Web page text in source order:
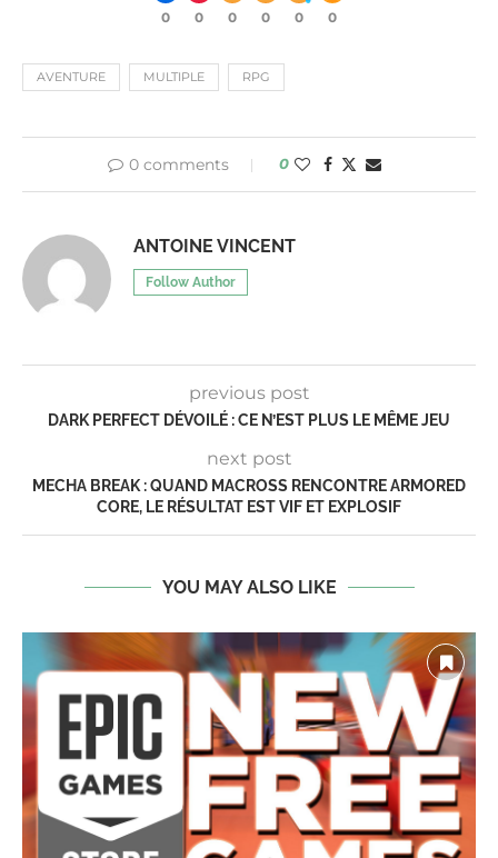
0 0 0 0 0 0
AVENTURE MULTIPLE RPG
0 comments 0
ANTOINE VINCENT
Follow Author
previous post
DARK PERFECT DÉVOILÉ : CE N’EST PLUS LE MÊME JEU
next post
MECHA BREAK : QUAND MACROSS RENCONTRE ARMORED
CORE, LE RÉSULTAT EST VIF ET EXPLOSIF
YOU MAY ALSO LIKE